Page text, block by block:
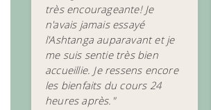
très encourageante! Je
n'avais jamais essayé
l'Ashtanga auparavant et je
me suis sentie très bien
accueillie. Je ressens encore
les bienfaits du cours 24
heures après."